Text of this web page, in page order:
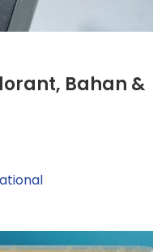
Bahan &